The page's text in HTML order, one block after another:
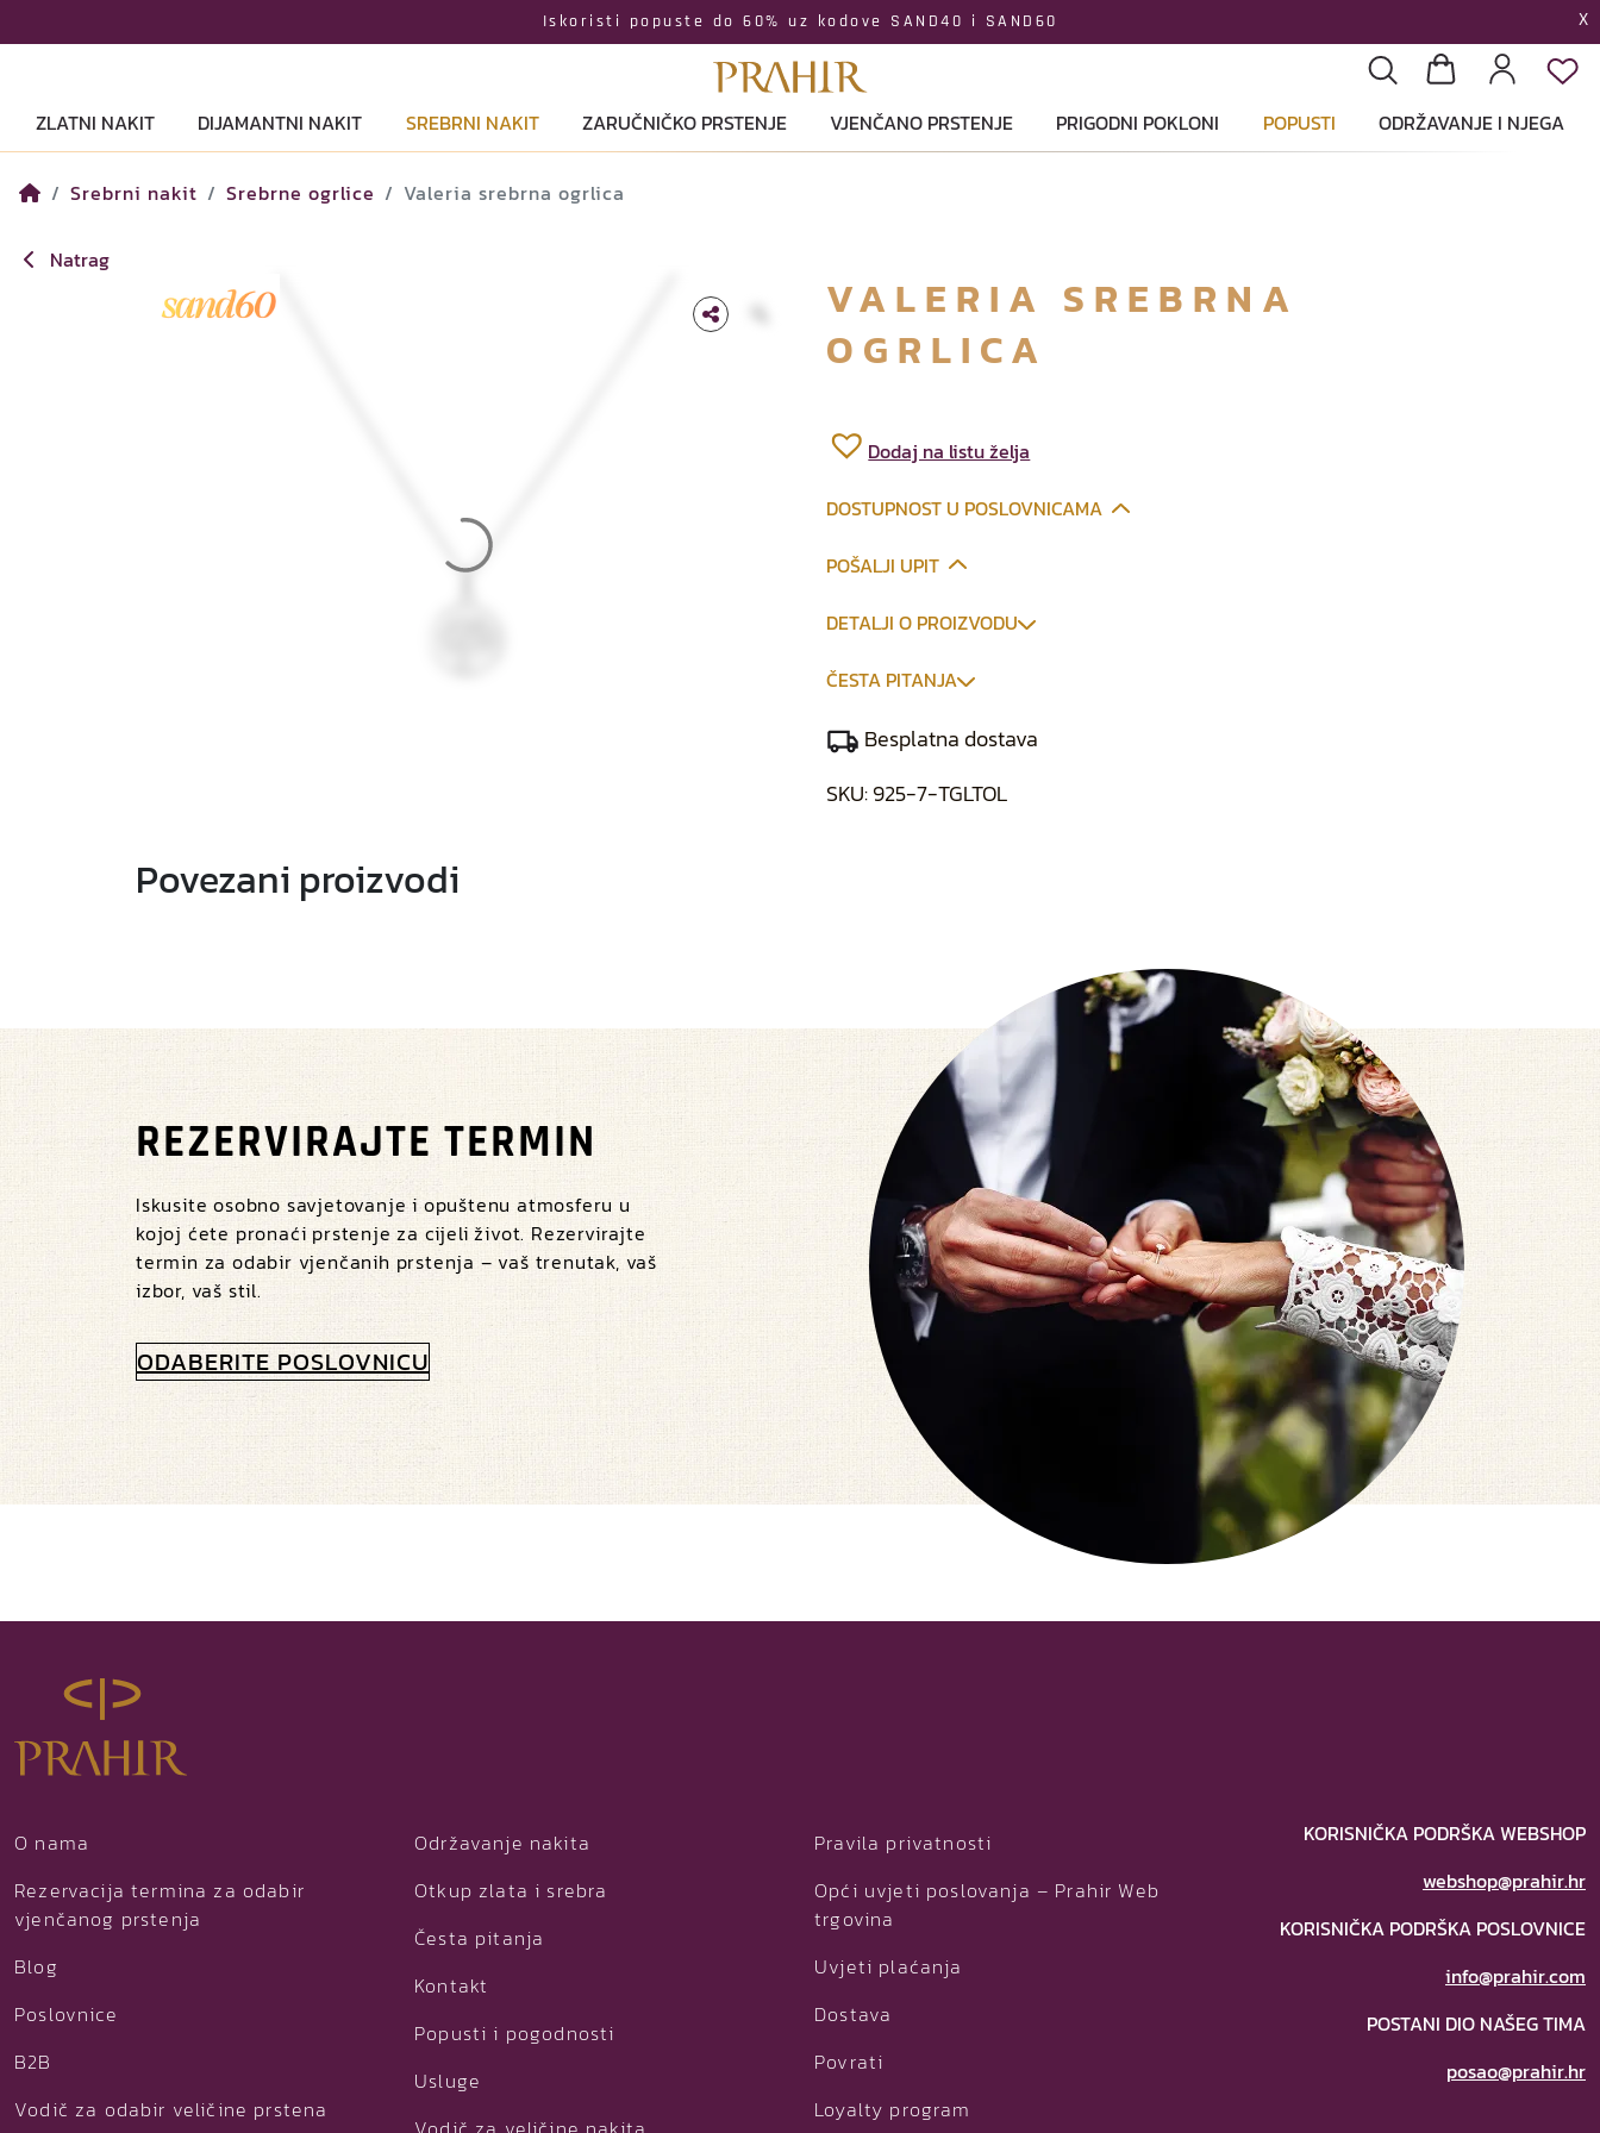
Iskoristi popuste do 60% uz kodove SAND40 i SAND60 X
ZLATNI NAKIT
DIJAMANTNI NAKIT SREBRNI NAKIT ZARUČNIČKO PRSTENJE VJENČANO PRSTENJE PRIGODNI POKLONI POPUSTI ODRŽAVANJE I NJEGA
Srebrni nakit Srebrne ogrlice Valeria srebrna ogrlica
Natrag
VALERIA SREBRNA
OGRLICA
Dodaj na listu želja
DOSTUPNOST U POSLOVNICAMA
POŠALJI UPIT
DETALJI O PROIZVODU
ČESTA PITANJA
Besplatna dostava
SKU:925-7-TGLTOL
Povezani proizvodi
REZERVIRAJTE TERMIN
Iskusite osobno savjetovanje i opuštenu atmosferu u
kojoj ćete pronaći prstenje za cijeli život. Rezervirajte
termin za odabir vjenčanih prstenja – vaš trenutak, vaš
izbor, vaš stil.
ODABERITE POSLOVNICU
O nama
Rezervacija termina za odabir
vjenčanog prstenja
Blog
Poslovnice
B2B
Vodič za odabir veličine prstena
Održavanje nakita
Otkup zlata i srebra
Česta pitanja
Kontakt
Popusti i pogodnosti
Usluge
Pravila privatnosti
Opći uvjeti poslovanja – Prahir Web
trgovina
Uvjeti plaćanja
Dostava
Povrati
Loyalty program
KORISNIČKA PODRŠKA WEBSHOP
webshop@prahir.hr
KORISNIČKA PODRŠKA POSLOVNICE
info@prahir.com
POSTANI DIO NAŠEG TIMA
posao@prahir.hr